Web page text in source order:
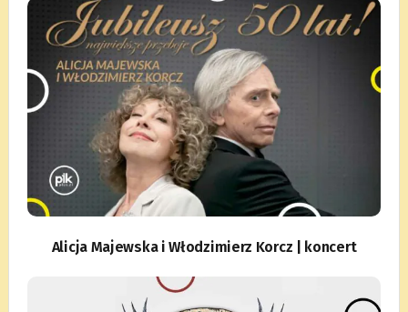
Alicja Majewska i Włodzimierz Korcz | koncert